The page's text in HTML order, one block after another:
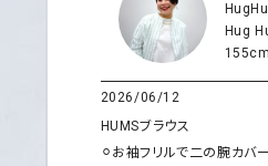
サロペット・オーバーオール
スカート
ジャケット・アウター
グッズ
hagumu（ハグ
her.（ハードット
and quarter（
Our.（アワードッ
Wrapin nine9（
Hug
155cm
2026/06/12
HUMSブラウス
⚪︎お袖フリルで二の腕カバー